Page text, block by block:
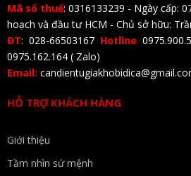
Mã số thuế: 0316133239 - Ngày cấp:
hoạch và đầu tư HCM - Chủ sở hữu:
ĐT: 028-66503167 Hotline
0975.162.164 ( Zalo)
Email:
HỖ TRỢ KHÁCH HÀNG
Giới thiệu
Tầm nhìn sứ mệnh